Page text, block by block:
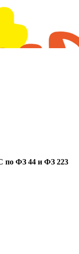
по ФЗ 44 и ФЗ 223